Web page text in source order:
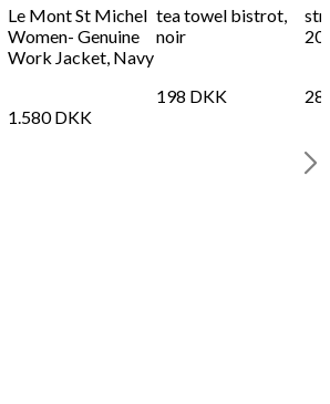
Le Mont St Michel
Women- Genuine
Work Jacket, Navy
1.580DKK
tea towel bistrot,
noir
198 DKK